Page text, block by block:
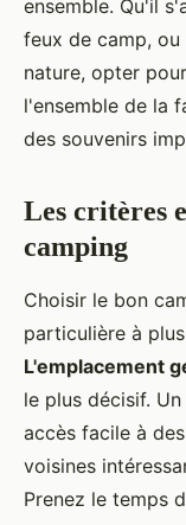
ensemble. Qu'il
feux de camp,
nature, opter
l'ensemble de la
des souvenirs
Les critères
camping
Choisir le bon
particulière à
L'emplacement
le plus décisif.
accès facile à
voisines
Prenez le temps